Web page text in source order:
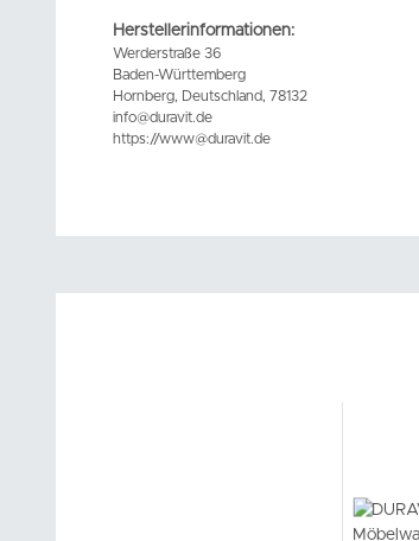
Herstellerinformationen:
Werderstraße 36
Baden-Württemberg
Hornberg, Deutschland, 78132
info@duravit.de
https://www@duravit.de